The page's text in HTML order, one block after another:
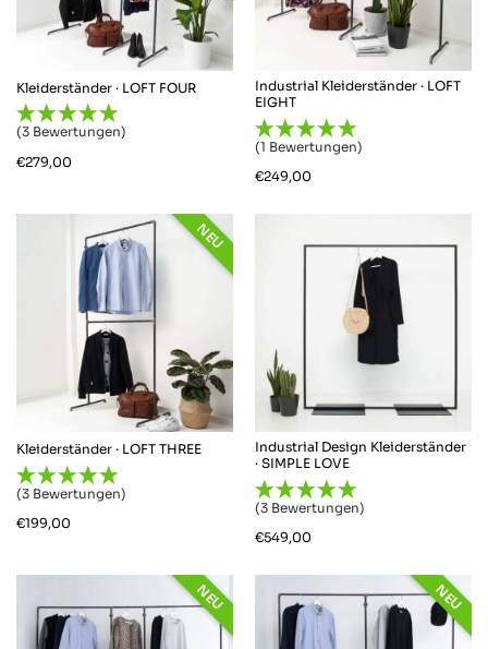
Kleiderständer · LOFT FOUR
(3 Bewertungen)
€279,00
Industrial Kleiderständer · LOFT
EIGHT
(1 Bewertungen)
€249,00
Kleiderständer · LOFT THREE
(3 Bewertungen)
€199,00
NEU
Industrial Design Kleiderständer
· SIMPLE LOVE
(3 Bewertungen)
€549,00
NEU NEU